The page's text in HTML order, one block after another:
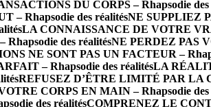
DU CORPS – Rhapsodie des
– Rhapsodie des réalitésNE SUPPLIEZ
LA CONNAISSANCE DE VOTRE
des réalitésNE PERDEZ PAS
NE SONT PAS UN FACTEUR –
– Rhapsodie des réalitésLA
REFUSEZ D’ÊTRE LIMITÉ PAR LA
CORPS EN MAIN – Rhapsodie des
des réalitésCOMPRENEZ LE